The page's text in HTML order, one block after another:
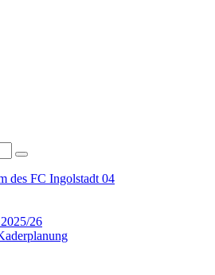
des FC Ingolstadt 04
26